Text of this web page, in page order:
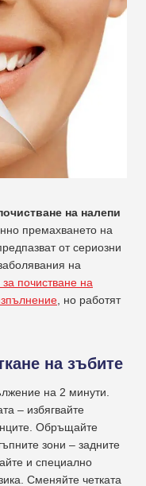
на налепи
премахването на
от сериозни
на
за почистване на
, но работят
на зъбите
на 2 минути.
– избягвайте
Обръщайте
зони – задните
и специално
Сменяйте четката